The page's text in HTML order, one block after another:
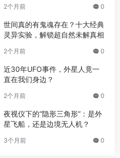
2个月前 0
世间真的有鬼魂存在？十大经典
灵异实验，解锁超自然未解真相
2个月前 0
近30年UFO事件，外星人竟一
直在我们身边？
2个月前 0
夜视仪下的“隐形三角形”：是外
星飞船，还是边境无人机？
3个月前 0